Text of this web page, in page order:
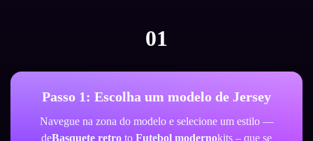
01
Passo 1: Escolha um modelo de Jersey
Navegue na zona do modelo e selecione um estilo —
deBasquete retro to Futebol modernokits – que se